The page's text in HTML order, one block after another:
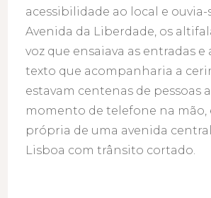
acessibilidade ao local e ouvia-
Avenida da Liberdade, os
voz que ensaiava as entradas e
texto que acompanharia a
estavam centenas de pessoas
momento de telefone na mão,
própria de uma avenida
Lisboa com trânsito cortado.